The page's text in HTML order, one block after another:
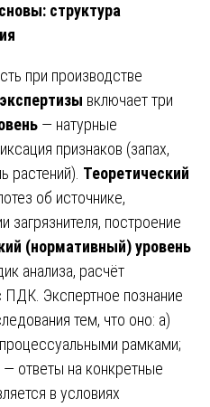
структура
при производстве
включает три
— натурные
признаков (запах,
растений). Теоретический
об источнике,
загрязнителя, построение
(нормативный) уровень
анализа, расчёт
ПДК. Экспертное познание
тем, что оно: а)
рамками;
ответы на конкретные
в условиях